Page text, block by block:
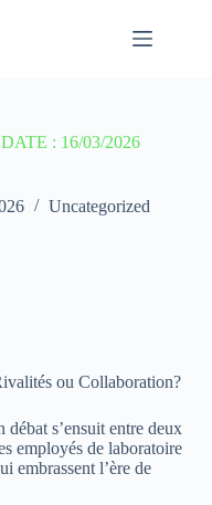
: 16/03/2026
Uncategorized
ou Collaboration?
s’ensuit entre deux
employés de laboratoire
embrassent l’ère de